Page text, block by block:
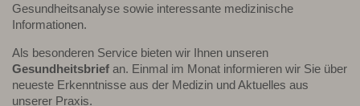
Gesundheitsanalyse sowie interessante medizinische
Informationen.
Als besonderen Service bieten wir Ihnen unseren
Gesundheitsbrief an. Einmal im Monat informieren wir Sie über
neueste Erkenntnisse aus der Medizin und Aktuelles aus
unserer Praxis.